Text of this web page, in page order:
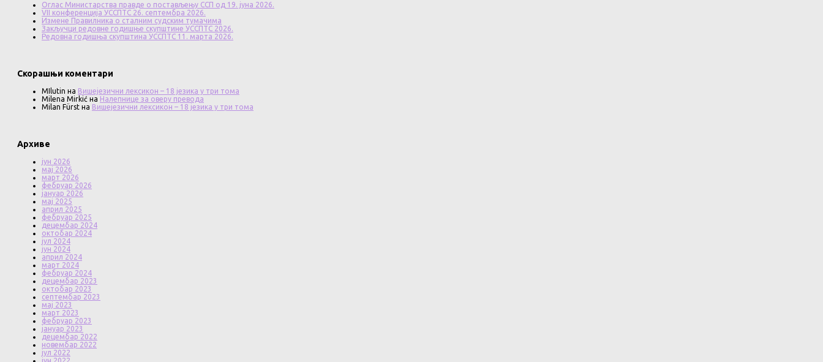
Оглас Министарства правде о постављењу ССП од 19. јуна 2026.
VII конференција УССПТС 26. септембра 2026.
Измене Правилника о сталним судским тумачима
Закључци редовне годишње скупштине УССПТС 2026.
Редовна годишња скупштина УССПТС 11. марта 2026.
Скорашњи коментари
MIlutin на Вишејезични лексикон – 18 језика у три тома
Milena Mirkić на Налепнице за оверу превода
Milan Fürst на Вишејезични лексикон – 18 језика у три тома
Архиве
јун 2026
мај 2026
март 2026
фебруар 2026
јануар 2026
мај 2025
април 2025
фебруар 2025
децембар 2024
октобар 2024
јул 2024
јун 2024
април 2024
март 2024
фебруар 2024
децембар 2023
октобар 2023
септембар 2023
мај 2023
март 2023
фебруар 2023
јануар 2023
децембар 2022
новембар 2022
јул 2022